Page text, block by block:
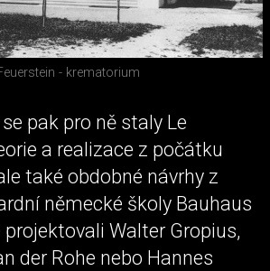
- krematorium
pak pro ně staly Le
a realizace z počátku
také obdobné návrhy z
německé školy Bauhaus
projektovali Walter Gropius,
der Rohe nebo Hannes